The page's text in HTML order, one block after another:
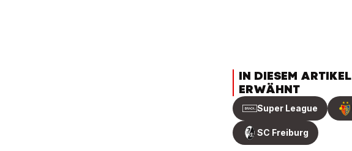
IN DIESEM ARTIKEL
ERWÄHNT
Super League
SC Freiburg